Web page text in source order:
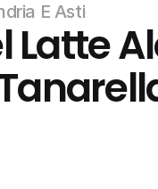
E Asti
Latte